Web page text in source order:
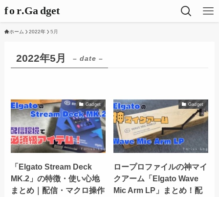
ホーム 2022年 5月
2022年5月 – date –
Gadget
「Elgato Stream Deck
MK.2」の特徴・使い心地
まとめ｜配信・マクロ操作
Gadget
ロープロファイルの神マイ
クアーム「Elgato Wave
Mic Arm LP」まとめ！配